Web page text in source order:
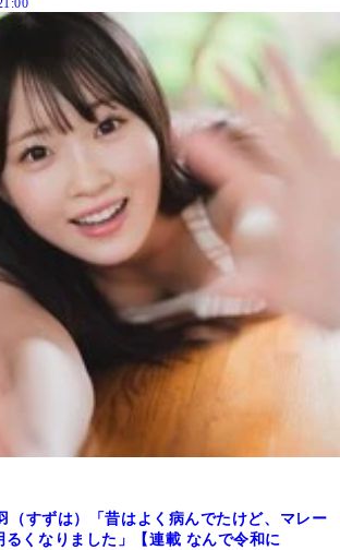
（すずは）「昔はよく病んでたけど、マレー
るくなりました」【連載 なんで令和に